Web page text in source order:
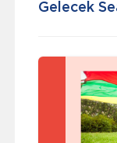
Gelecek